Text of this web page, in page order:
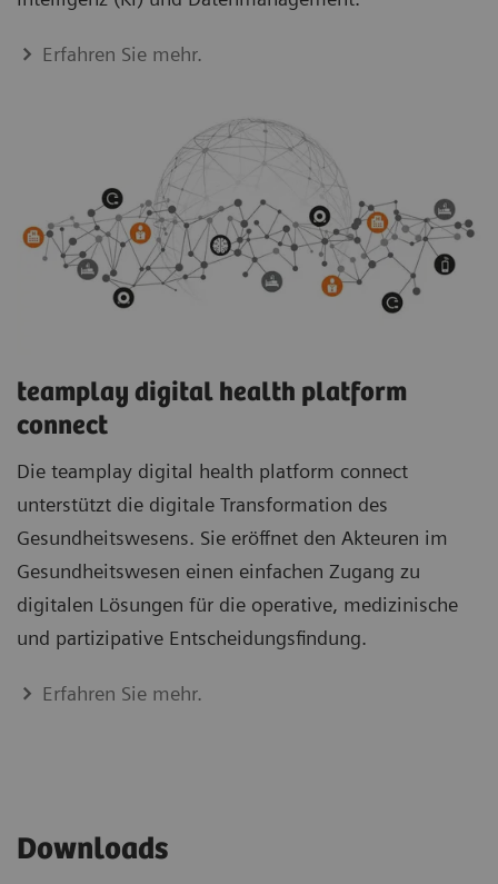
Erfahren Sie mehr.
teamplay digital health platform
connect
Die teamplay digital health platform connect
unterstützt die digitale Transformation des
Gesundheitswesens. Sie eröffnet den Akteuren im
Gesundheitswesen einen einfachen Zugang zu
digitalen Lösungen für die operative, medizinische
und partizipative Entscheidungsfindung.
Erfahren Sie mehr.
Downloads